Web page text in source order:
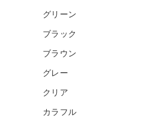
グリーン
ブラック
ブラウン
グレー
クリア
カラフル